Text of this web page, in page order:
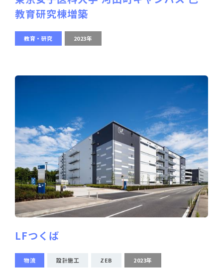
教育研究棟増築
教育・研究 2023年
LFつくば
物流 設計施工 ZEB 2023年